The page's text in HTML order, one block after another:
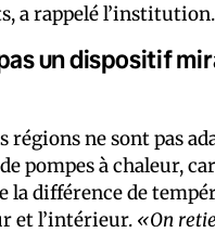
a rappelé l’institution.
un dispositif
régions ne sont pas
pompes à chaleur,
la différence de
et l’intérieur. «On